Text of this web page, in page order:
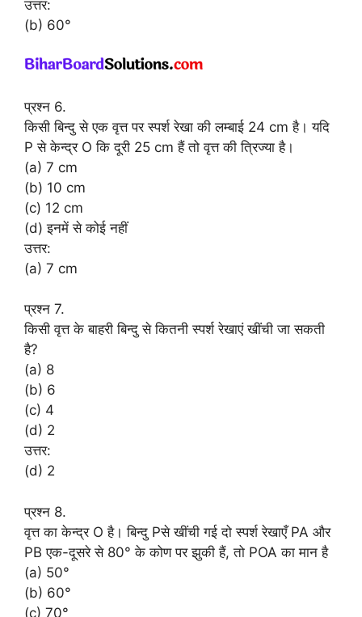
उत्तर:
(b) 60°
प्रश्न 6.
किसी बिन्दु से एक वृत्त पर स्पर्श रेखा की लम्बाई 24 cm है। यदि
P से केन्द्र O कि दूरी 25 cm हैं तो वृत्त की त्रिज्या है।
(a) 7 cm
(b) 10 cm
(c) 12 cm
(d) इनमें से कोई नहीं
उत्तर:
(a) 7 cm
प्रश्न 7.
किसी वृत्त के बाहरी बिन्दु से कितनी स्पर्श रेखाएं खींची जा सकती
है?
(a) 8
(b) 6
(c) 4
(d) 2
उत्तर:
(d) 2
प्रश्न 8.
वृत्त का केन्द्र O है। बिन्दु Pसे खींची गई दो स्पर्श रेखाएँ PA और
PB एक-दूसरे से 80° के कोण पर झुकी हैं, तो POA का मान है
(a) 50°
(b) 60°
(c) 70°